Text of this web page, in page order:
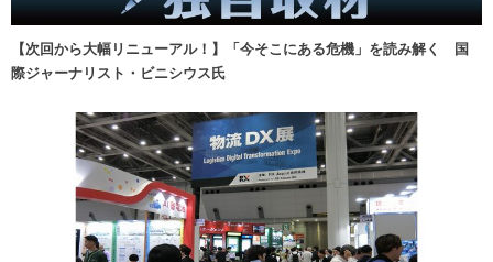
【次回から大幅リニューアル！】「今そこにある危機」を読み解く 国
際ジャーナリスト・ビニシウス氏